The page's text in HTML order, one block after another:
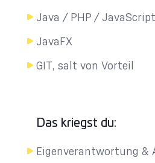
Java / PHP / JavaScript
JavaFX
GIT, salt von Vorteil
Das kriegst du:
Eigenverantwortung &